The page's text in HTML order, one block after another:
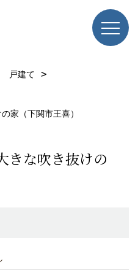
戸建て
家（下関市王喜）
きな吹き抜けの